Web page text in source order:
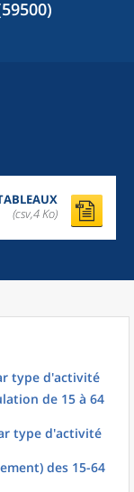
(csv,4 Ko)
type d'activité
de 15 à 64
type d'activité
des 15-64